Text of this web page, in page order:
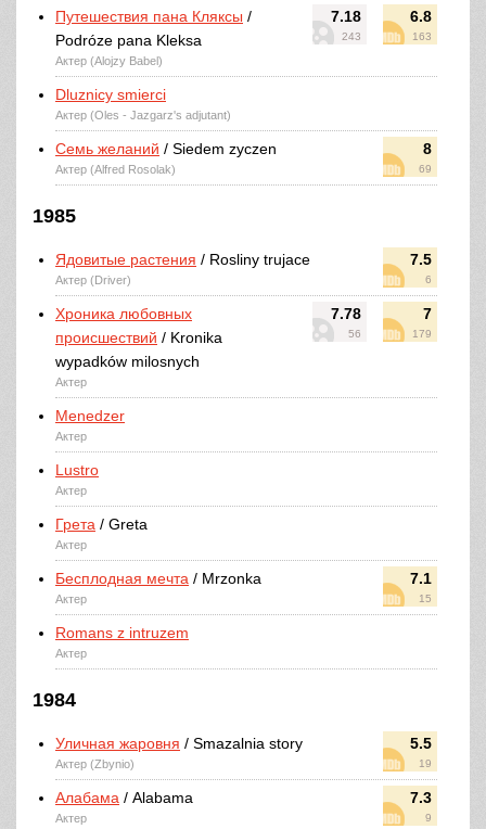
7.18
243
6.8
163
Путешествия пана Кляксы /
Podróze pana Kleksa
Актер (Alojzy Babel)
Dluznicy smierci
Актер (Oles - Jazgarz's adjutant)
8
69
Семь желаний / Siedem zyczen
Актер (Alfred Rosolak)
1985
7.5
6
Ядовитые растения / Rosliny trujace
Актер (Driver)
7.78
56
7
179
Хроника любовных
происшествий / Kronika
wypadków milosnych
Актер
Menedzer
Актер
Lustro
Актер
Грета / Greta
Актер
7.1
15
Бесплодная мечта / Mrzonka
Актер
Romans z intruzem
Актер
1984
5.5
19
Уличная жаровня / Smazalnia story
Актер (Zbynio)
7.3
9
Алабама / Alabama
Актер